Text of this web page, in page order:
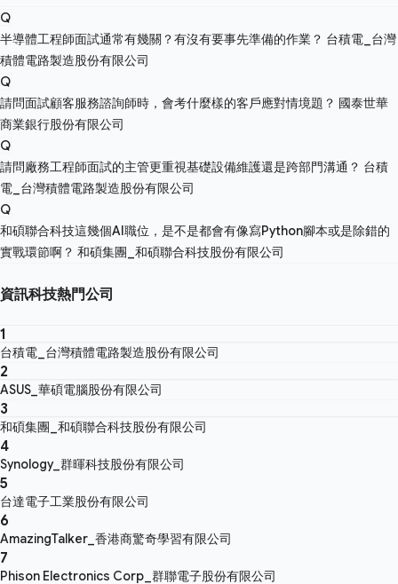
Q
半導體工程師面試通常有幾關？有沒有要事先準備的作業？ 台積電_台灣
積體電路製造股份有限公司
Q
請問面試顧客服務諮詢師時，會考什麼樣的客戶應對情境題？ 國泰世華
商業銀行股份有限公司
Q
請問廠務工程師面試的主管更重視基礎設備維護還是跨部門溝通？ 台積
電_台灣積體電路製造股份有限公司
Q
和碩聯合科技這幾個AI職位，是不是都會有像寫Python腳本或是除錯的
實戰環節啊？ 和碩集團_和碩聯合科技股份有限公司
資訊科技熱門公司
1
台積電_台灣積體電路製造股份有限公司
2
ASUS_華碩電腦股份有限公司
3
和碩集團_和碩聯合科技股份有限公司
4
Synology_群暉科技股份有限公司
5
台達電子工業股份有限公司
6
AmazingTalker_香港商驚奇學習有限公司
7
Phison Electronics Corp_群聯電子股份有限公司